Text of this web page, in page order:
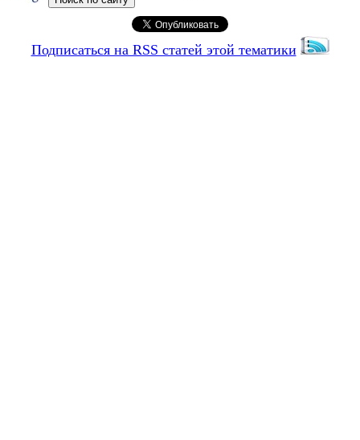
Подписаться на RSS статей этой тематики